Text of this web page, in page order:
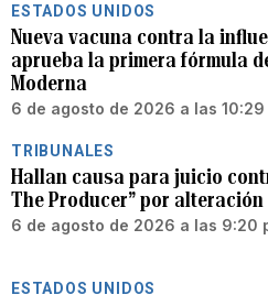
ESTADOS UNIDOS
Nueva vacuna contra la
aprueba la primera fórmula
Moderna
6 de agosto de 2026 a las 10:29
TRIBUNALES
Hallan causa para juicio
The Producer” por alteración
6 de agosto de 2026 a las 9:20
ESTADOS UNIDOS